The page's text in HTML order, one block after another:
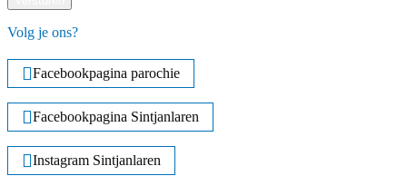
Volg je ons?
Facebookpagina parochie
Facebookpagina Sintjanlaren
Instagram Sintjanlaren